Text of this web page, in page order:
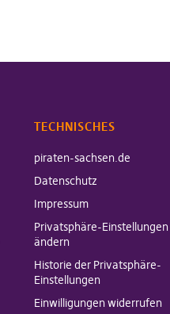
TECHNISCHES
piraten-sachsen.de
Datenschutz
Impressum
Privatsphäre-Einstellungen
ändern
Historie der Privatsphäre-
Einstellungen
Einwilligungen widerrufen